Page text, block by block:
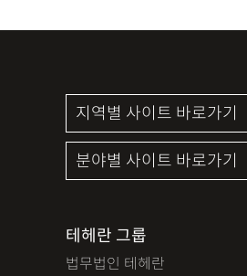
테헤란 그룹
법무법인 테헤란